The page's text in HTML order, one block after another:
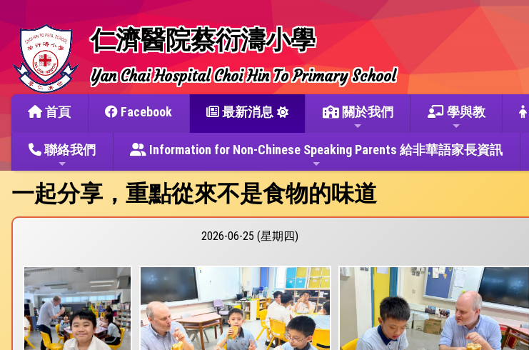
仁濟醫院蔡衍濤小學
Yan Chai Hospital Choi Hin To Primary School
首頁 Facebook 最新消息 關於我們 學與教
聯絡我們 Information for Non-Chinese Speaking Parents 給非華語家長資訊
一起分享，重點從來不是食物的味道
2026-06-25 (星期四)